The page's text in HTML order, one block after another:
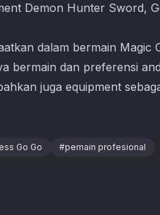
Demon Hunter Sword,
dalam bermain Magic
bermain dan preferensi
juga equipment
Go Go #pemain profesional